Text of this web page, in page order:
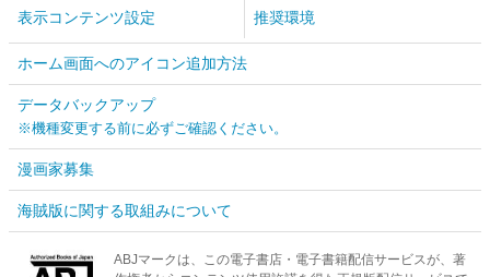
表示コンテンツ設定 推奨環境
ホーム画面へのアイコン追加方法
データバックアップ
※機種変更する前に必ずご確認ください。
漫画家募集
海賊版に関する取組みについて
ABJマークは、この電子書店・電子書籍配信サービスが、著